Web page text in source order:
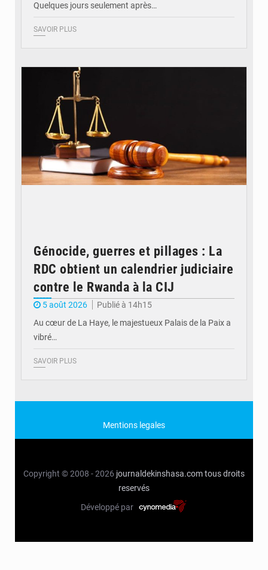
Quelques jours seulement après…
SAVOIR PLUS
Génocide, guerres et pillages : La
RDC obtient un calendrier judiciaire
contre le Rwanda à la CIJ
5 août 2026
Publié à 14h15
Au cœur de La Haye, le majestueux Palais de la Paix a
vibré…
SAVOIR PLUS
Mentions legales
Copyright © 2008 - 2026 journaldekinshasa.comtous droits
reservés
Développé par